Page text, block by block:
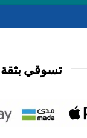
تسوقي